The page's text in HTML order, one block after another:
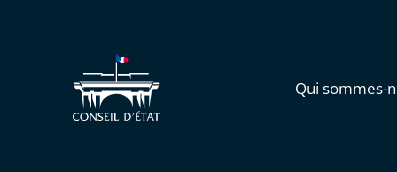
Qui sommes-